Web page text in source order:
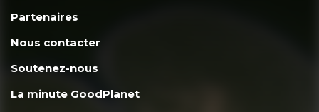
Partenaires
Nous contacter
Soutenez-nous
La minute GoodPlanet